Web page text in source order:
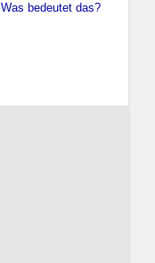
Was bedeutet das?